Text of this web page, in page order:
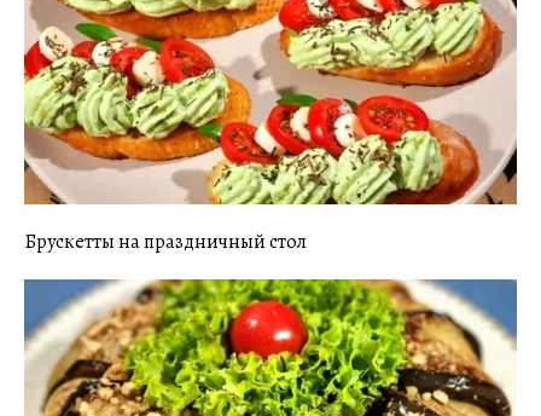
Брускетты на праздничный стол